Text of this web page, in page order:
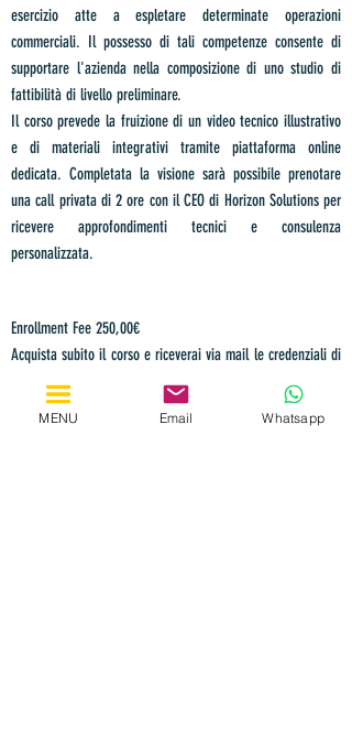
esercizio atte a espletare determinate operazioni
commerciali. Il possesso di tali competenze consente di
supportare l'azienda nella composizione di uno studio di
fattibilità di livello preliminare.
Il corso prevede la fruizione di un video tecnico illustrativo
e di materiali integrativi tramite piattaforma online
dedicata. Completata la visione sarà possibile prenotare
una call privata di 2 ore con il CEO di Horizon Solutions per
ricevere approfondimenti tecnici e consulenza
personalizzata.
Enrollment Fee 250,00€
Acquista subito il corso e riceverai via mail le credenziali di
accesso alla tua pagina personale. P
otrai accedere al video
quando vuoi, per te e per i tuoi dipendenti e prenotare la
MENU Email Whatsapp